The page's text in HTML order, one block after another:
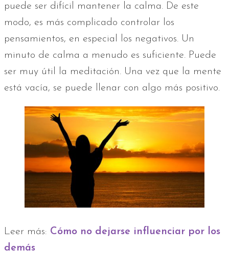
puede ser difícil mantener la calma. De este
modo, es más complicado controlar los
pensamientos, en especial los negativos. Un
minuto de calma a menudo es suficiente. Puede
ser muy útil la meditación. Una vez que la mente
está vacía, se puede llenar con algo más positivo.
Leer más: Cómo no dejarse influenciar por los
demás